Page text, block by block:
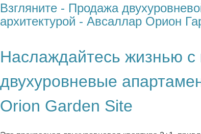
Взгляните - Продажа
архитектурой - Авсаллар Орион
Наслаждайтесь жизнью
двухуровневые
Orion Garden Site